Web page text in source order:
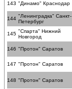
143 "Динамо" Краснодар
144 "Ленинградка" Санкт-
Петербург
145 "Спарта" Нижний
Новгород
146 "Протон" Саратов
147 "Протон" Саратов
148 "Протон" Саратов